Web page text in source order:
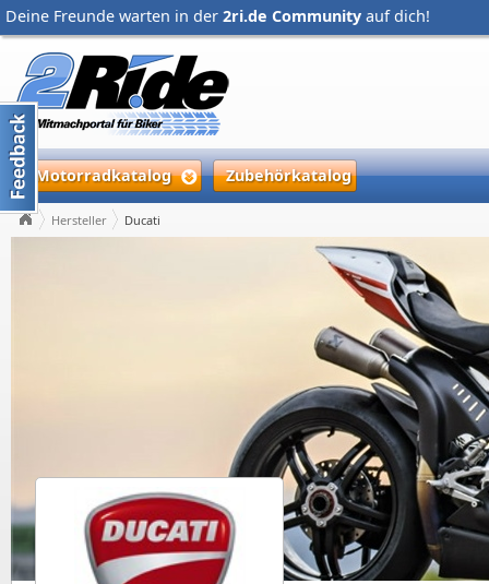
Deine Freunde warten in der 2ri.de Community auf dich!
Motorradkatalog Zubehörkatalog
Hersteller Ducati